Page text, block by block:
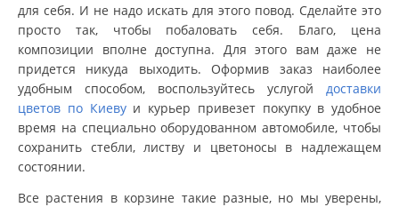
для себя. И не надо искать для этого повод. Сделайте это
просто так, чтобы побаловать себя. Благо, цена
композиции вполне доступна. Для этого вам даже не
придется никуда выходить. Оформив заказ наиболее
удобным способом, воспользуйтесь услугой доставки
цветов по Киевуи курьер привезет покупку в удобное
время на специально оборудованном автомобиле, чтобы
сохранить стебли, листву и цветоносы в надлежащем
состоянии.
Все растения в корзине такие разные, но мы уверены,